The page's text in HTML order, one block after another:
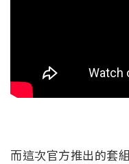
而這次官方推出的套